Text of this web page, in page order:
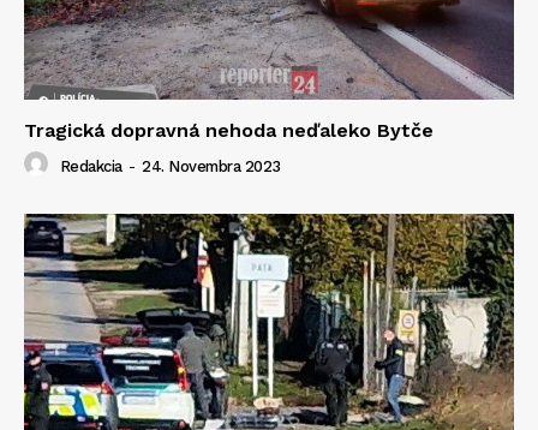
Tragická dopravná nehoda neďaleko Bytče
Redakcia - 24. Novembra 2023